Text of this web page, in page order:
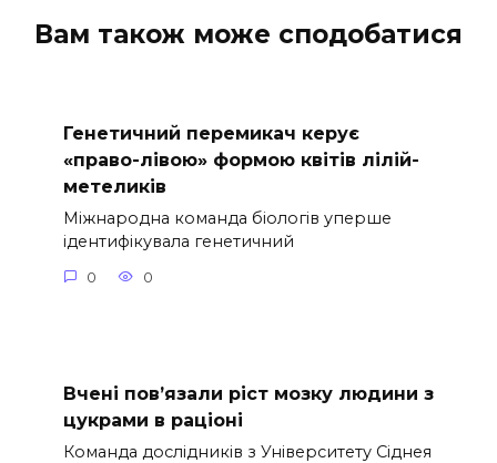
Вам також може сподобатися
Генетичний перемикач керує
«право-лівою» формою квітів лілій-
метеликів
Міжнародна команда біологів уперше
ідентифікувала генетичний
0 0
Вчені пов’язали ріст мозку людини з
цукрами в раціоні
Команда дослідників з Університету Сіднея